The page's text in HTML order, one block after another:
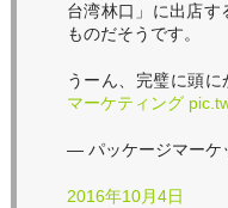
台湾林口」に出店す
ものだそうです。
うーん、完璧に頭に
マーケティング
— パッケージマーケ
2016年10月4日